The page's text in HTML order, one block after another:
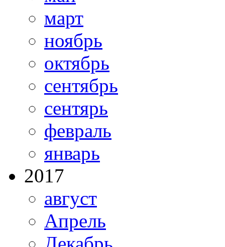
март
ноябрь
октябрь
сентябрь
сентярь
февраль
январь
2017
август
Апрель